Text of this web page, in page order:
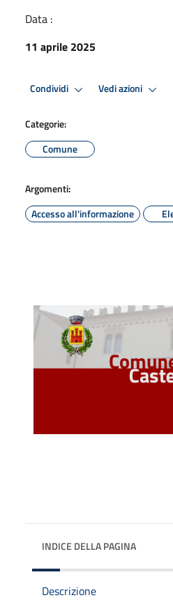
Data :
11 aprile 2025
Condividi Vedi azioni
Categorie:
Comune
Argomenti:
Accesso all'informazione
INDICE DELLA PAGINA
Descrizione